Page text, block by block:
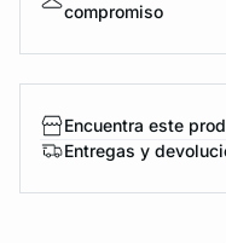
compromiso
Encuentra este
Entregas y